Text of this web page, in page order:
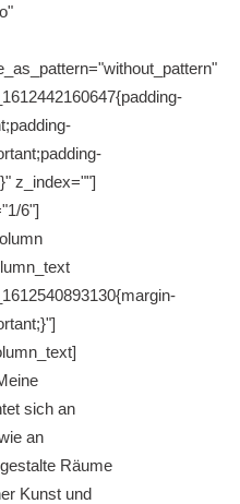
z_index=""]
6"]
sich an
an
Räume
Kunst und